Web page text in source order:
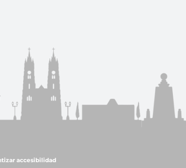
accesibilidad